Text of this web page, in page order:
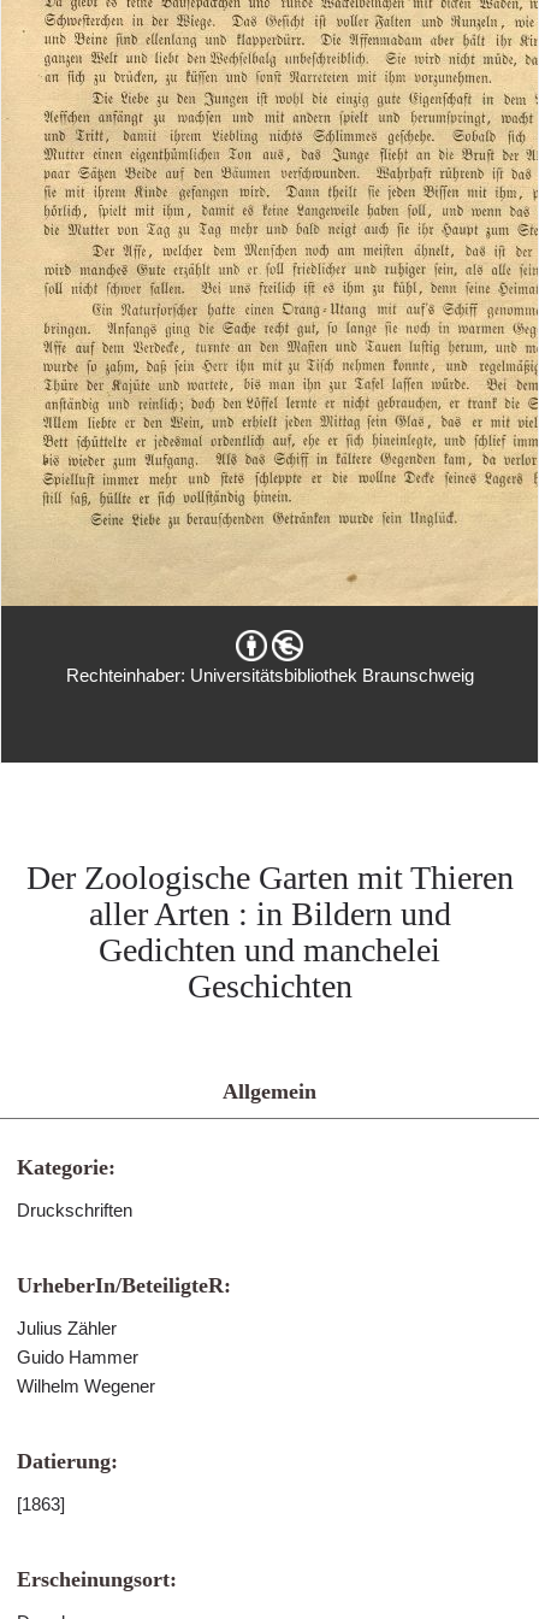
Rechteinhaber: Universitätsbibliothek Braunschweig
Der Zoologische Garten mit Thieren
aller Arten : in Bildern und
Gedichten und manchelei
Geschichten
Allgemein
Kategorie:
Druckschriften
UrheberIn/BeteiligteR:
Julius Zähler
Guido Hammer
Wilhelm Wegener
Datierung:
[1863]
Erscheinungsort: